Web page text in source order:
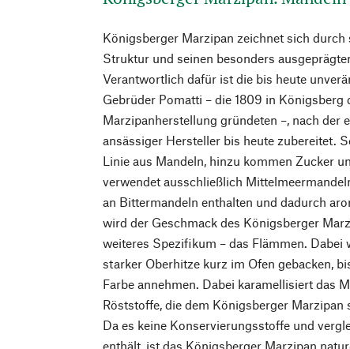
Königsberger Marzipan zeichnet sich
Struktur und seinen besonders
Verantwortlich dafür ist die bis heute
Gebrüder Pomatti – die 1809 in
Marzipanherstellung gründeten –, nach der
ansässiger Hersteller bis heute zubereitet.
Linie aus Mandeln, hinzu kommen Zucker
verwendet ausschließlich
an Bittermandeln enthalten und dadurch
wird der Geschmack des Königsberger
weiteres Spezifikum – das Flämmen.
starker Oberhitze kurz im Ofen gebacken,
Farbe annehmen. Dabei karamellisiert das
Röststoffe, die dem Königsberger Marzipan
Da es keine Konservierungsstoffe und
enthält, ist das Königsberger Marzipan